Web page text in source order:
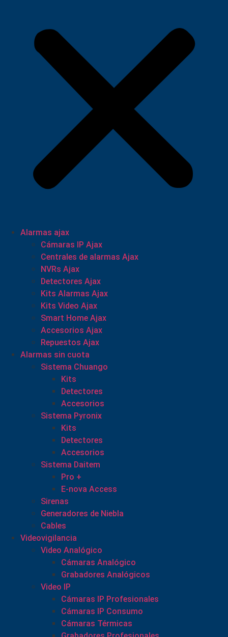
Alarmas ajax
Cámaras IP Ajax
Centrales de alarmas Ajax
NVRs Ajax
Detectores Ajax
Kits Alarmas Ajax
Kits Video Ajax
Smart Home Ajax
Accesorios Ajax
Repuestos Ajax
Alarmas sin cuota
Sistema Chuango
Kits
Detectores
Accesorios
Sistema Pyronix
Kits
Detectores
Accesorios
Sistema Daitem
Pro +
E-nova Access
Sirenas
Generadores de Niebla
Cables
Videovigilancia
Video Analógico
Cámaras Analógico
Grabadores Analógicos
Video IP
Cámaras IP Profesionales
Cámaras IP Consumo
Cámaras Térmicas